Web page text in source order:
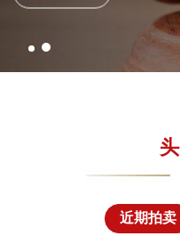
近期拍卖